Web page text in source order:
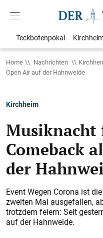
Teckbotenpokal
Home Nachrichten
Open Air auf der Hahnweide
Kirchheim
Musiknacht
Comeback
der
Event Wegen Corona ist
zweiten Mal ausgefallen,
trotzdem feiern: Seit
auf der Hahnweide.